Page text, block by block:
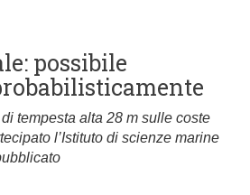
possibile
tempesta alta 28 m sulle coste
l’Istituto di scienze marine